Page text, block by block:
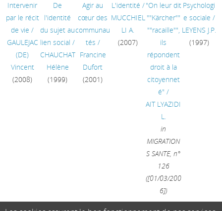
Intervenir
par le récit
de vie /
GAULEJAC
(DE)
Vincent
(2008)
De
l'identité
du sujet au
lien social /
CHAUCHAT
Hélène
(1999)
Agir au
cœur des
communau
tés /
Francine
Dufort
(2001)
L'identité /
MUCCHIEL
LI A.
(2007)
"On leur dit
""Kärcher""
""racaille"",
ils
répondent
droit à la
citoyennet
é" /
AIT LYAZIDI
L.
in
MIGRATION
S SANTE, n°
126
([01/03/200
6])
Psychologi
e sociale /
LEYENS J.P.
(1997)